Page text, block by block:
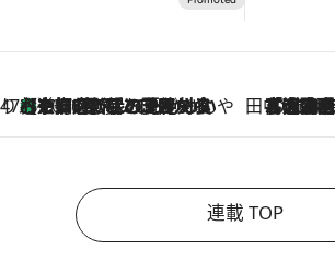
47都道府県の手みやげ ひんやりスイーツで夏を満喫
2026.8.7
【京都府】この夏絶対食べたい 冷やしておいしいおやつ3選 ひと口目から心を掴む新緑のテリーヌ 田中稲の
2026.8.7
「湘南乃風に憧れて」観客大盛上がりの“タオル回し”に、ラッパー顔負けの高速歌唱
連載 TOP